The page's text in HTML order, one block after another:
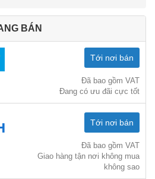
BÁN
Tới nơi bán
Đã bao gồm VAT
Đang có ưu đãi cực tốt
Tới nơi bán
Đã bao gồm VAT
Giao hàng tận nơi không mua
không sao